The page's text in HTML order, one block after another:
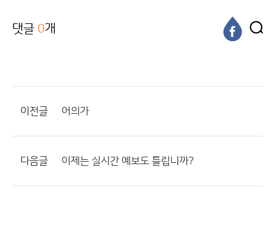
댓글 0개
이전글 어의가
다음글 이제는 실시간 예보도 틀립니까?